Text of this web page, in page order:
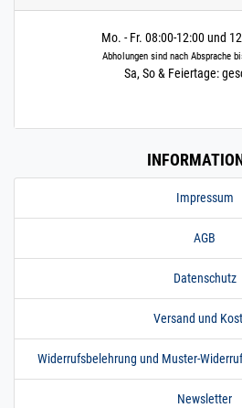
Mo. - Fr. 08:00-12:00 und
Abholungen sind nach Absprache
Sa, So & Feiertage:
Impressum
AGB
Datenschutz
Versand und
Widerrufsbelehrung und Muster-
Newsletter